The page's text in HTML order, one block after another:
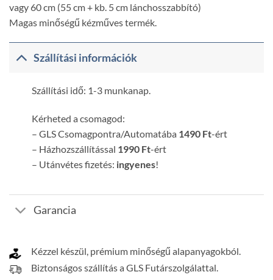
vagy 60 cm (55 cm + kb. 5 cm lánchosszabbító)
Magas minőségű kézműves termék.
Szállítási információk
Szállítási idő: 1-3 munkanap.
Kérheted a csomagod:
– GLS Csomagpontra/Automatába 1490 Ft-ért
– Házhozszállítással 1990 Ft-ért
– Utánvétes fizetés: ingyenes!
Garancia
Kézzel készül, prémium minőségű alapanyagokból.
Biztonságos szállítás a GLS Futárszolgálattal.